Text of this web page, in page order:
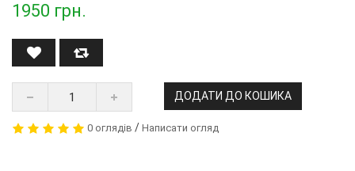
1950 грн.
ДОДАТИ ДО КОШИКА
0 оглядів / Написати огляд